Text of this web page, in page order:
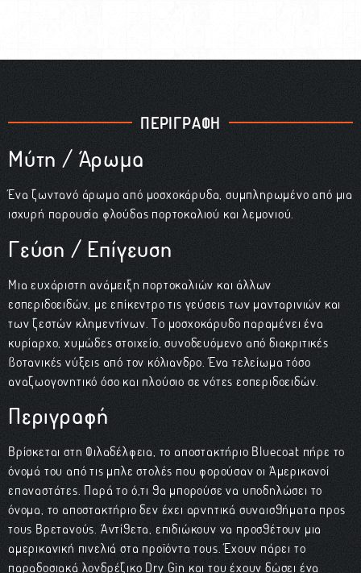
ΠΕΡΙΓΡΑΦΗ
Μύτη / Άρωμα
Ένα ζωντανό άρωμα από μοσχοκάρυδα, συμπληρωμένο από μια
ισχυρή παρουσία φλούδας πορτοκαλιού και λεμονιού.
Γεύση / Επίγευση
Μια ευχάριστη ανάμειξη πορτοκαλιών και άλλων
εσπεριδοειδών, με επίκεντρο τις γεύσεις των μανταρινιών και
των ζεστών κλημεντίνων. Το μοσχοκάρυδο παραμένει ένα
κυρίαρχο, χυμώδες στοιχείο, συνοδευόμενο από διακριτικές
βοτανικές νύξεις από τον κόλιανδρο. Ένα τελείωμα τόσο
αναζωογονητικό όσο και πλούσιο σε νότες εσπεριδοειδών.
Περιγραφή
Βρίσκεται στη Φιλαδέλφεια, το αποστακτήριο Bluecoat πήρε το
όνομά του από τις μπλε στολές που φορούσαν οι Αμερικανοί
επαναστάτες. Παρά το ό,τι θα μπορούσε να υποδηλώσει το
όνομα, το αποστακτήριο δεν έχει αρνητικά συναισθήματα προς
τους Βρετανούς. Αντίθετα, επιδιώκουν να προσθέτουν μια
αμερικανική πινελιά στα προϊόντα τους. Έχουν πάρει το
παραδοσιακά λονδρέζικο Dry Gin και του έχουν δώσει ένα